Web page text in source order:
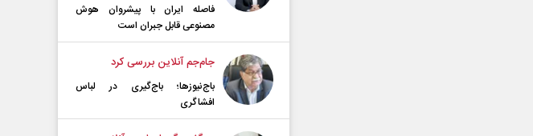
فاصله ایران با پیشرو‌ان هوش
مصنوعی قابل جبران است
جام‌جم آنلاین بررسی کرد
باج‌نیوزها؛ باج‌گیری در لباس
افشاگری